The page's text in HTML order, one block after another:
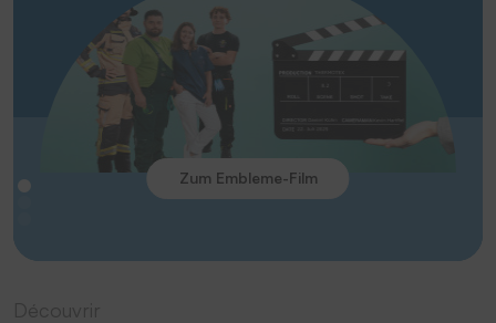
Zum Embleme-Film